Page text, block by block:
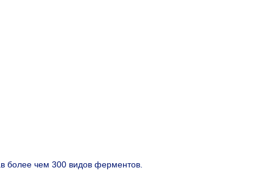
более чем 300 видов ферментов.